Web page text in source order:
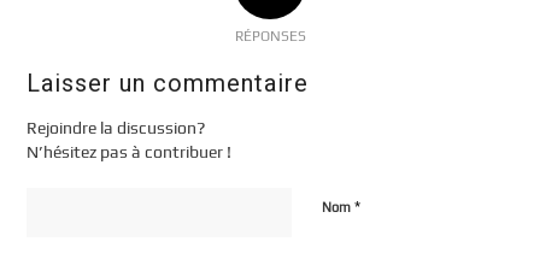
RÉPONSES
Laisser un commentaire
Rejoindre la discussion?
N’hésitez pas à contribuer !
Nom*